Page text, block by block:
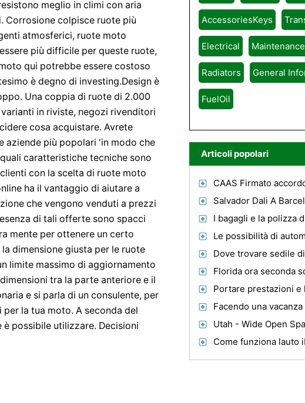
meglio in climi con aria
Corrosione colpisce ruote più
atmosferici, ruote moto
più difficile per queste ruote,
qui potrebbe essere costoso
è degno di investing.Design è
Una coppia di ruote di 2.000
in riviste, negozi rivenditori
cosa acquistare. Avrete
aziende più popolari 'in modo che
caratteristiche tecniche sono
con la scelta di ruote moto
ha il vantaggio di aiutare a
che vengono venduti a prezzi
di tali offerte sono spacci
mente per ottenere un certo
dimensione giusta per le ruote
limite massimo di aggiornamento
tra la parte anteriore e il
e si parla di un consulente, per
la tua moto. A seconda del
possibile utilizzare. Decisioni
AccessoriesKeys
Electrical Maintenance
Radiators General
FuelOil
Articoli popolari
Salvador Dali A
I bagagli e la polizza
Utah - Wide Open
Come funziona lauto